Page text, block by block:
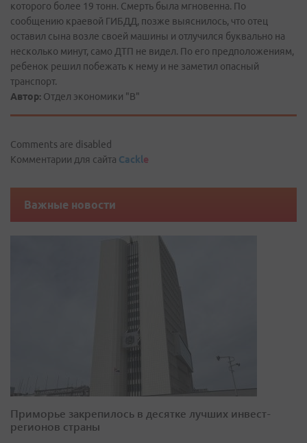
которого более 19 тонн. Смерть была мгновенна. По
сообщению краевой ГИБДД, позже выяснилось, что отец
оставил сына возле своей машины и отлучился буквально на
несколько минут, само ДТП не видел. По его предположениям,
ребенок решил побежать к нему и не заметил опасный
транспорт.
Автор: Отдел экономики "В"
Comments are disabled
Комментарии для сайта Cackle
Важные новости
Приморье закрепилось в десятке лучших инвест-
регионов страны